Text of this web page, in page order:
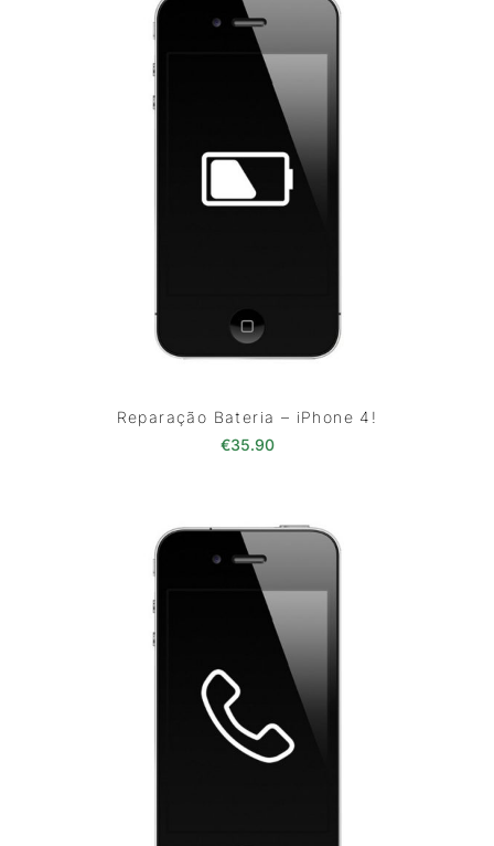
Reparação Bateria – iPhone 4!
€35.90